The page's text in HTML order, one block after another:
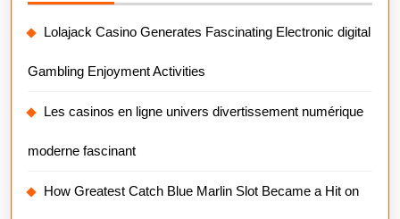
Lolajack Casino Generates Fascinating Electronic digital
Gambling Enjoyment Activities
Les casinos en ligne univers divertissement numérique
moderne fascinant
How Greatest Catch Blue Marlin Slot Became a Hit on